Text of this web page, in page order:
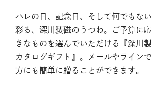
ハレの日、記念日、そして何でもな
彩る、深川製磁のうつわ。ご予算に
きなものを選んでいただける『深川
カタログギフト』。メールやライン
方にも簡単に贈ることができます。